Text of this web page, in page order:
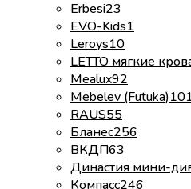
Erbesi23
EVO-Kids1
Leroys10
LETTO мягкие
Mealux92
Mebelev (Futuka)
RAUS55
Бланес256
ВКДП63
Династия мини-
Компасс246